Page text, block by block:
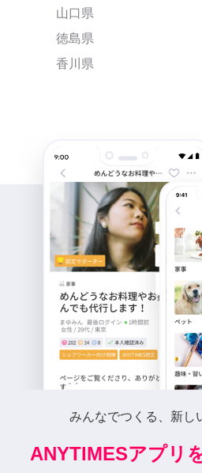
山口県
徳島県
香川県
みんなでつくる、新し
ANYTIMESアプリ